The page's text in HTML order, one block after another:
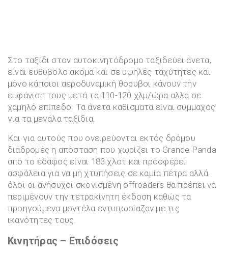
Στο ταξίδι στον αυτοκινητόδρομο ταξιδεύει άνετα,
είναι ευθύβολο ακόμα και σε υψηλές ταχύτητες και
μόνο κάποιοι αεροδυναμική θόρυβοι κάνουν την
εμφάνιση τους μετά τα 110-120 χλμ/ώρα αλλά σε
χαμηλό επίπεδο. Τα άνετα καθίσματα είναι σύμμαχος
για τα μεγάλα ταξίδια.
Και για αυτούς που ονειρεύονται εκτός δρόμου
διαδρομές η απόσταση που χωρίζει το Grande Panda
από το έδαφος είναι 183 χλστ και προσφέρει
ασφάλεια για να μη χτυπήσεις σε καμία πέτρα αλλά
όλοι οι ανήσυχοι σκονισμένη οffroaders θα πρέπει να
περιμένουν την τετρακίνητη έκδοση καθώς τα
προηγούμενα μοντέλα εντυπωσίαζαν με τις
ικανότητες τους.
Κινητήρας – Επιδόσεις